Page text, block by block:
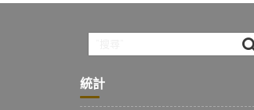
統計